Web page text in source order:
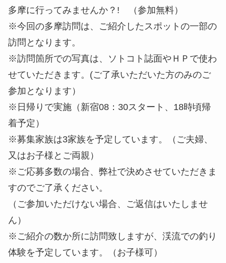
多摩に行ってみませんか？! （参加無料）
※今回の多摩訪問は、ご紹介したスポットの一部の
訪問となります。
※訪問箇所での写真は、ソトコト誌面やＨＰで使わ
せていただきます。(ご了承いただいた方のみのご
参加となります）
※日帰りで実施（新宿08：30スタート、18時頃帰
着予定）
※募集家族は3家族を予定しています。（ご夫婦、
又はお子様とご両親）
※ご応募多数の場合、弊社で決めさせていただきま
すのでご了承ください。
（ご参加いただけない場合、ご返信はいたしませ
ん）
※ご紹介の数か所に訪問致しますが、渓流での釣り
体験を予定しています。（お子様可）